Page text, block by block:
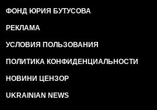
ФОНД ЮРИЯ БУТУСОВА
РЕКЛАМА
УСЛОВИЯ ПОЛЬЗОВАНИЯ
ПОЛИТИКА КОНФИДЕНЦИАЛЬНОСТИ
НОВИНИ ЦЕНЗОР
UKRAINIAN NEWS